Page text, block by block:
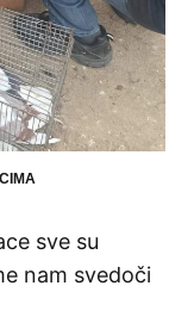
sve su
nam svedoči